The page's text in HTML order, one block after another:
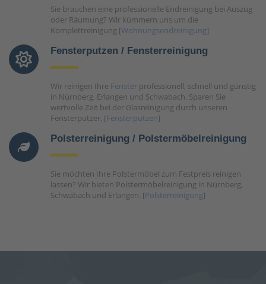
Sie brauchen eine professionelle Endreinigung bei Auszug
oder Räumung? Wir kümmern uns um die
Komplettreinigung [Wohnungsendreinigung]
Fensterputzen / Fensterreinigung
Wir reinigen Ihre Fenster professionell, schnell und günstig
in Nürnberg, Erlangen und Schwabach. Sparen Sie
wertvolle Zeit bei der Glasreinigung durch unseren
Fensterputzer. [Fensterputzen]
Polsterreinigung / Polstermöbelreinigung
Sie möchten Ihre Polstermöbel zum Festpreis reinigen
lassen? Wir bieten Polstermöbelreinigung in Nürnberg,
Schwabach und Erlangen. [Polsterreinigung]